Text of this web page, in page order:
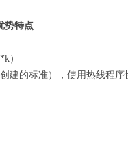
势特点
）
建的标准），使用热线程